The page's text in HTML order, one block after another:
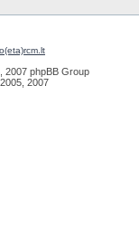
2007 phpBB Group
2007